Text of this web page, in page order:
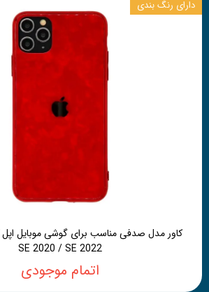
SE 2020 / SE 2022
اتمام موجودی
دارای رنگ بندی